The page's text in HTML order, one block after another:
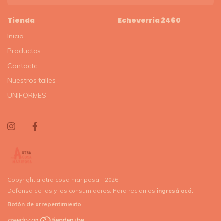
Tienda
Inicio
Productos
Contacto
Nuestros talles
UNIFORMES
Echeverría 2460
Copyright a otra cosa mariposa - 2026
Defensa de las y los consumidores. Para reclamos ingresá acá.
Botón de arrepentimiento